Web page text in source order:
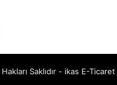
Saklıdır - ikas E-Ticaret